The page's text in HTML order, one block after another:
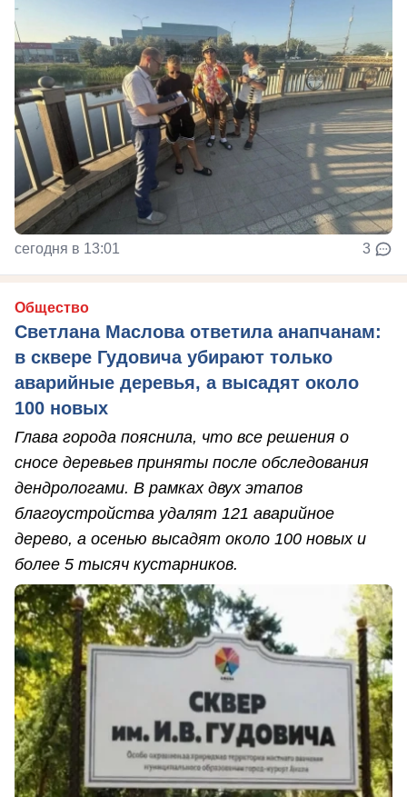
сегодня в 13:01 3
Общество
Светлана Маслова ответила анапчанам:
в сквере Гудовича убирают только
аварийные деревья, а высадят около
100 новых
Глава города пояснила, что все решения о
сносе деревьев приняты после обследования
дендрологами. В рамках двух этапов
благоустройства удалят 121 аварийное
дерево, а осенью высадят около 100 новых и
более 5 тысяч кустарников.